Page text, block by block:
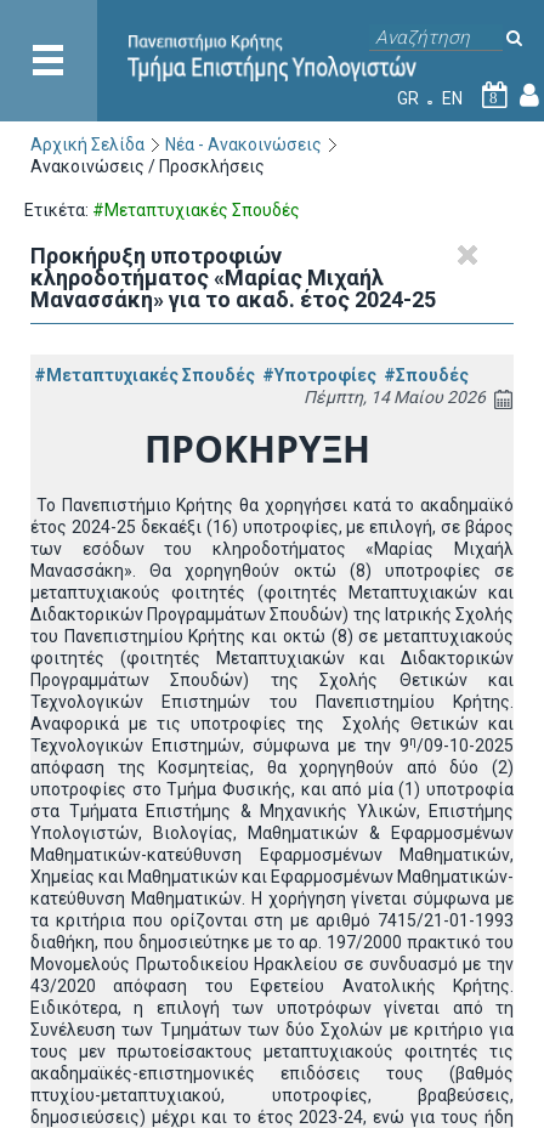
GR EN 8
Αρχική Σελίδα
Νέα - Ανακοινώσεις
Ανακοινώσεις / Προσκλήσεις
Ετικέτα: #Μεταπτυχιακές Σπουδές
Προκήρυξη υποτροφιών
κληροδοτήματος «Μαρίας Μιχαήλ
Μανασσάκη» για το ακαδ. έτος 2024-25
#Μεταπτυχιακές Σπουδές #Υποτροφίες #Σπουδές
Πέμπτη, 14 Μαίου 2026
ΠΡΟΚΗΡΥΞΗ
Το Πανεπιστήμιο Κρήτης θα χορηγήσει κατά το ακαδημαϊκό
έτος 2024-25 δεκαέξι (16) υποτροφίες, με επιλογή, σε βάρος
των εσόδων του κληροδοτήματος «Μαρίας Μιχαήλ
Μανασσάκη». Θα χορηγηθούν οκτώ (8) υποτροφίες σε
μεταπτυχιακούς φοιτητές (φοιτητές Μεταπτυχιακών και
Διδακτορικών Προγραμμάτων Σπουδών) της Ιατρικής Σχολής
του Πανεπιστημίου Κρήτης και οκτώ (8) σε μεταπτυχιακούς
φοιτητές (φοιτητές Μεταπτυχιακών και Διδακτορικών
Προγραμμάτων Σπουδών) της Σχολής Θετικών και
Τεχνολογικών Επιστημών του Πανεπιστημίου Κρήτης.
Αναφορικά με τις υποτροφίες της Σχολής Θετικών και
Τεχνολογικών Επιστημών, σύμφωνα με την 9η/09-10-2025
απόφαση της Κοσμητείας, θα χορηγηθούν από δύο (2)
υποτροφίες στο Τμήμα Φυσικής, και από μία (1) υποτροφία
στα Τμήματα Επιστήμης & Μηχανικής Υλικών, Επιστήμης
Υπολογιστών, Βιολογίας, Μαθηματικών & Εφαρμοσμένων
Μαθηματικών-κατεύθυνση Εφαρμοσμένων Μαθηματικών,
Χημείας και Μαθηματικών και Εφαρμοσμένων Μαθηματικών-
κατεύθυνση Μαθηματικών. Η χορήγηση γίνεται σύμφωνα με
τα κριτήρια που ορίζονται στη με αριθμό 7415/21-01-1993
διαθήκη, που δημοσιεύτηκε με το αρ. 197/2000 πρακτικό του
Μονομελούς Πρωτοδικείου Ηρακλείου σε συνδυασμό με την
43/2020 απόφαση του Εφετείου Ανατολικής Κρήτης.
Ειδικότερα, η επιλογή των υποτρόφων γίνεται από τη
Συνέλευση των Τμημάτων των δύο Σχολών με κριτήριο για
τους μεν πρωτοείσακτους μεταπτυχιακούς φοιτητές τις
ακαδημαϊκές-επιστημονικές επιδόσεις τους (βαθμός
πτυχίου-μεταπτυχιακού, υποτροφίες, βραβεύσεις,
δημοσιεύσεις) μέχρι και το έτος 2023-24, ενώ για τους ήδη